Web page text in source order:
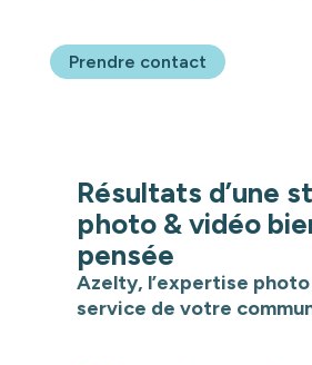
Prendre contact
Résultats d’une
photo & vidéo
pensée
Azelty, l’expertise
service de votre